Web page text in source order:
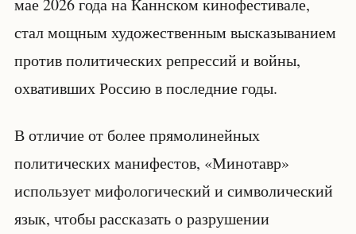
стал мощным художественным высказыванием
против политических репрессий и войны,
охвативших Россию в последние годы.
В отличие от более прямолинейных
политических манифестов, «Минотавр»
использует мифологический и символический
язык, чтобы рассказать о разрушении